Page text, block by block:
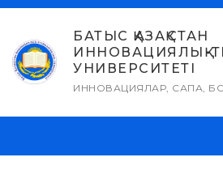
Skip
content
БАТЫС ҚАЗАҚСТАН
ИННОВАЦИЯЛЫҚ-
УНИВЕРСИТЕТІ
ИННОВАЦИЯЛАР, САПА,